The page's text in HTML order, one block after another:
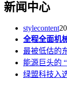
新闻中心
stylecontent
全程全面机
最被低估的
能源巨头的
绿盟科技入